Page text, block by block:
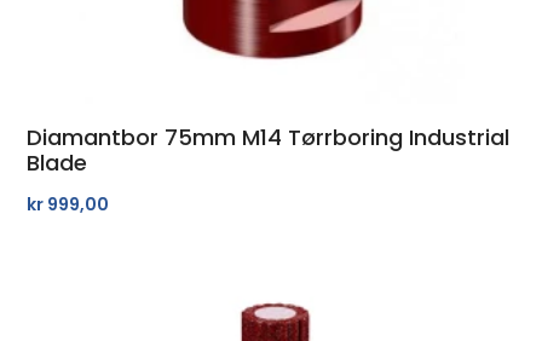
Diamantbor 75mm M14 Tørrboring Industrial
Blade
kr 999,00